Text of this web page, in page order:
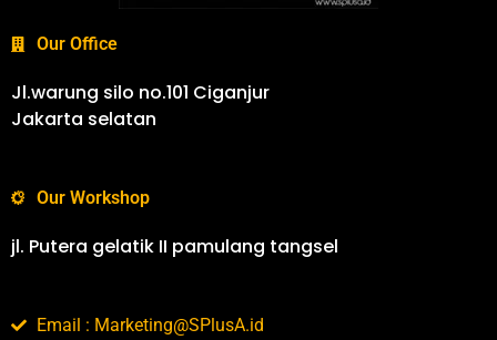
Our Office
Jl.warung silo no.101 Ciganjur
Jakarta selatan
Our Workshop
jl. Putera gelatik II pamulang tangsel
Email : Marketing@SPlusA.id